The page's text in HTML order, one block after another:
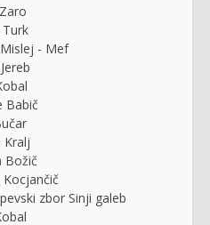
- Mef
Babič
Kralj
Božič
zbor Sinji galeb